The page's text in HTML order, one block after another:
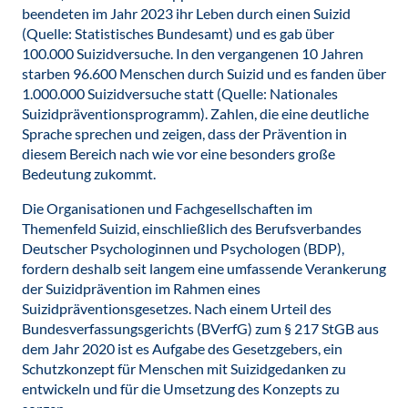
beendeten im Jahr 2023 ihr Leben durch einen Suizid
(Quelle: Statistisches Bundesamt) und es gab über
100.000 Suizidversuche. In den vergangenen 10 Jahren
starben 96.600 Menschen durch Suizid und es fanden über
1.000.000 Suizidversuche statt (Quelle: Nationales
Suizidpräventionsprogramm). Zahlen, die eine deutliche
Sprache sprechen und zeigen, dass der Prävention in
diesem Bereich nach wie vor eine besonders große
Bedeutung zukommt.
Die Organisationen und Fachgesellschaften im
Themenfeld Suizid, einschließlich des Berufsverbandes
Deutscher Psychologinnen und Psychologen (BDP),
fordern deshalb seit langem eine umfassende Verankerung
der Suizidprävention im Rahmen eines
Suizidpräventionsgesetzes. Nach einem Urteil des
Bundesverfassungsgerichts (BVerfG) zum § 217 StGB aus
dem Jahr 2020 ist es Aufgabe des Gesetzgebers, ein
Schutzkonzept für Menschen mit Suizidgedanken zu
entwickeln und für die Umsetzung des Konzepts zu